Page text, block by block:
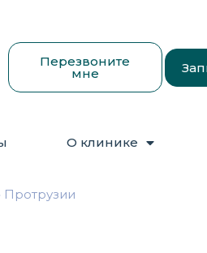
Перезвоните
мне
О клинике
Протрузии